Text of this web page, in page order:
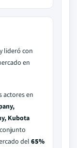
lideró con
en
actores en
Kubota
del 65%